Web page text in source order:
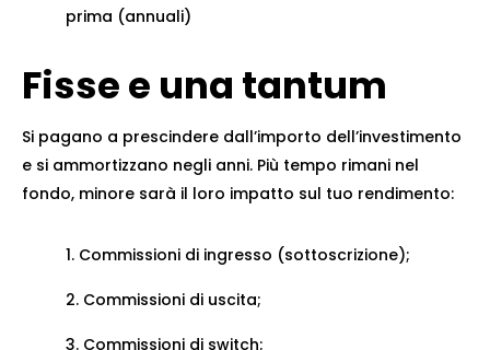
prima (annuali)
Fisse e una tantum
Si pagano a prescindere dall’importo dell’investimento
e si ammortizzano negli anni. Più tempo rimani nel
fondo, minore sarà il loro impatto sul tuo rendimento:
Commissioni di ingresso (sottoscrizione);
Commissioni di uscita;
Commissioni di switch;